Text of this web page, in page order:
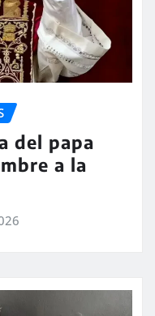
del papa
a la